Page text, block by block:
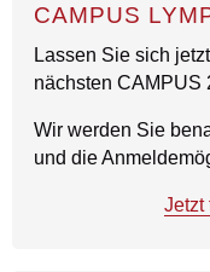
CAMPUS
Lassen Sie sich
nächsten CAMPUS
Wir werden Sie
und die
Jetzt